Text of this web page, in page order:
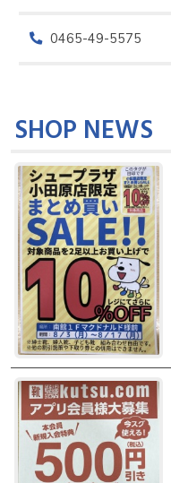
0465-49-5575
SHOP NEWS